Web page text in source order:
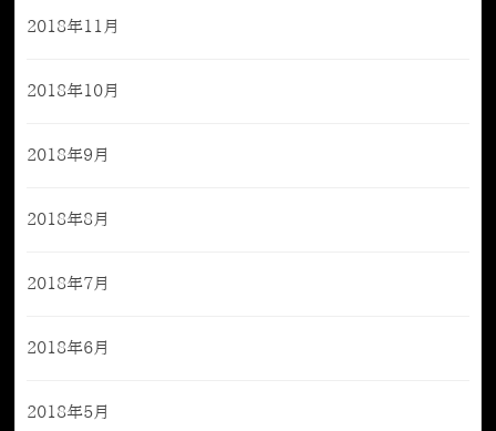
2018年11月
2018年10月
2018年9月
2018年8月
2018年7月
2018年6月
2018年5月